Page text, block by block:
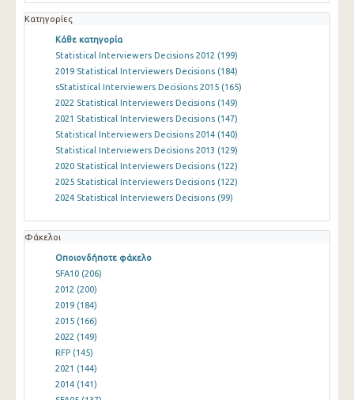
Κατηγορίες
Κάθε κατηγορία
Statistical Interviewers Decisions 2012 (199)
2019 Statistical Interviewers Decisions (184)
sStatistical Interviewers Decisions 2015 (165)
2022 Statistical Interviewers Decisions (149)
2021 Statistical Interviewers Decisions (147)
Statistical Interviewers Decisions 2014 (140)
Statistical Interviewers Decisions 2013 (129)
2020 Statistical Interviewers Decisions (122)
2025 Statistical Interviewers Decisions (122)
2024 Statistical Interviewers Decisions (99)
Φάκελοι
Οποιονδήποτε φάκελο
SFA10 (206)
2012 (200)
2019 (184)
2015 (166)
2022 (149)
RFP (145)
2021 (144)
2014 (141)